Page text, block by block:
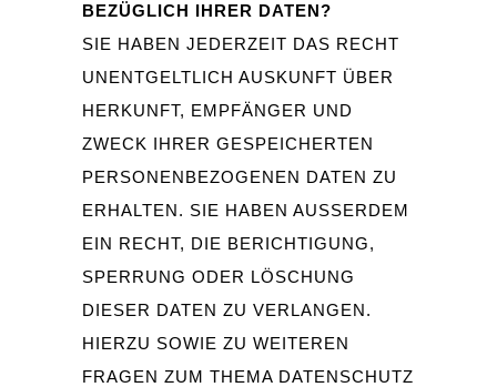
BEZÜGLICH IHRER DATEN?
SIE HABEN JEDERZEIT DAS RECHT
UNENTGELTLICH AUSKUNFT ÜBER
HERKUNFT, EMPFÄNGER UND
ZWECK IHRER GESPEICHERTEN
PERSONENBEZOGENEN DATEN ZU
ERHALTEN. SIE HABEN AUSSERDEM E
IN RECHT, DIE BERICHTIGUNG, S
PERRUNG ODER LÖSCHUNG D
IESER DATEN ZU VERLANGEN. H
IERZU SOWIE ZU WEITEREN F
RAGEN ZUM THEMA DATENSCHUTZ K